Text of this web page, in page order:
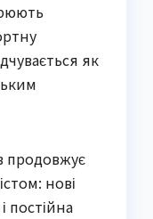
як
продовжує
нові
постійна